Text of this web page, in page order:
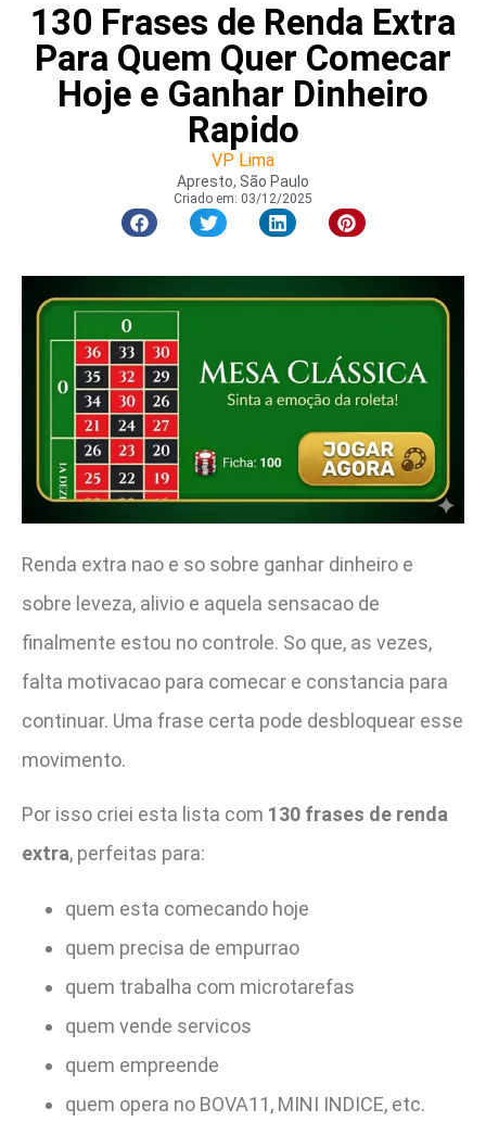
130 Frases de Renda Extra
Para Quem Quer Comecar
Hoje e Ganhar Dinheiro
Rapido
VP Lima
Apresto, São Paulo
Criado em: 03/12/2025
Renda extra nao e so sobre ganhar dinheiro e
sobre leveza, alivio e aquela sensacao de
finalmente estou no controle. So que, as vezes,
falta motivacao para comecar e constancia para
continuar. Uma frase certa pode desbloquear esse
movimento.
Por isso criei esta lista com 130 frases de renda
extra, perfeitas para:
quem esta comecando hoje
quem precisa de empurrao
quem trabalha com microtarefas
quem vende servicos
quem empreende
quem opera no BOVA11, MINI INDICE, etc.